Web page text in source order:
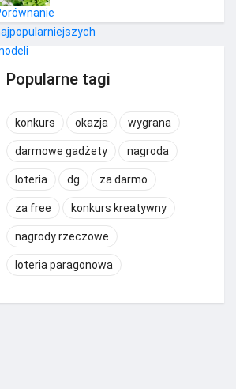
Popularne tagi
konkurs okazja wygrana
darmowe gadżety nagroda
loteria dg za darmo
za free konkurs kreatywny
nagrody rzeczowe
loteria paragonowa